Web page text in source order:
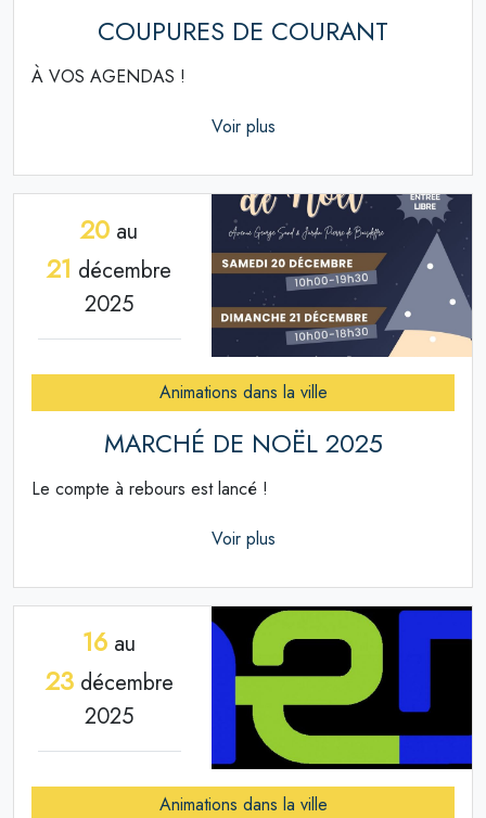
COUPURES DE COURANT
À VOS AGENDAS !
Voir plus
20 au
21 décembre
2025
Animations dans la ville
MARCHÉ DE NOËL 2025
Le compte à rebours est lancé !
Voir plus
16 au
23décembre
2025
Animations dans la ville